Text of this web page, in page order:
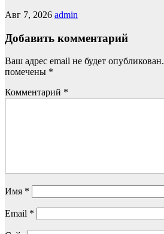
Авг 7, 2026 admin
Добавить комментарий
Ваш адрес email не будет опубликован.
помечены *
Комментарий *
Имя *
Email *